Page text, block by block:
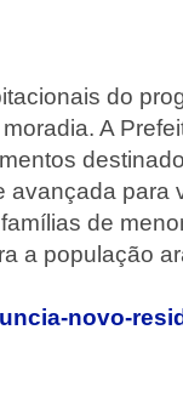
do
A
avançada para
de
a população
novo-